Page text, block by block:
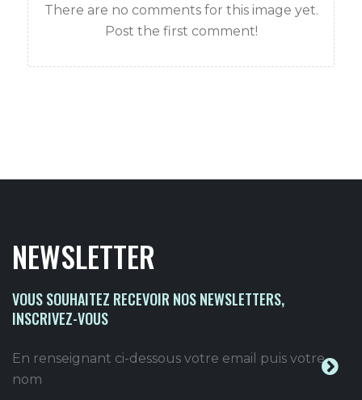
There are no comments for this image yet.
Post the first comment!
NEWSLETTER
VOUS SOUHAITEZ RECEVOIR NOS NEWSLETTERS,
INSCRIVEZ-VOUS
En renseignant ci-dessous votre email puis votre
nom